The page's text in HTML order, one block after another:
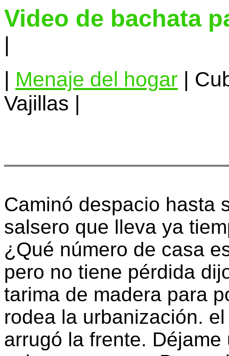
Video de bachata
|
Menaje del hogar |
Vajillas |
Caminó despacio hasta
salsero que lleva ya
¿Qué número de casa
pero no tiene pérdida
tarima de madera para
rodea la urbanización.
arrugó la frente.